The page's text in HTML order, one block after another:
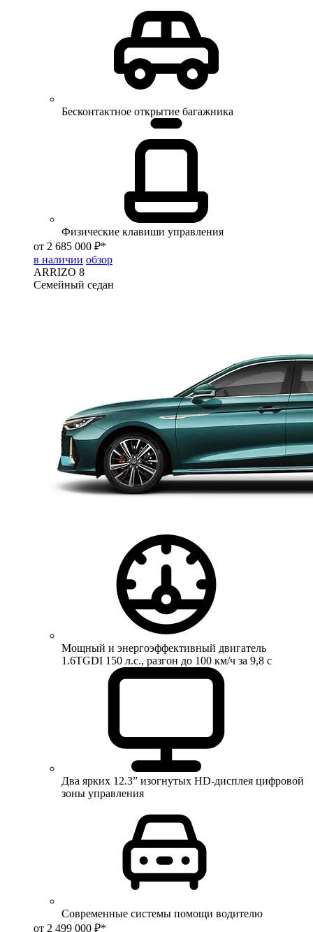
Бесконтактное открытие багажника
Физические клавиши управления
от 2 685 000 ₽*
в наличии обзор
ARRIZO 8
Семейный седан
Мощный и энергоэффективный двигатель
1.6TGDI 150 л.с., разгон до 100 км/ч за 9,8 с
Два ярких 12.3” изогнутых HD-дисплея цифровой
зоны управления
Современные системы помощи водителю
от 2 499 000 ₽*